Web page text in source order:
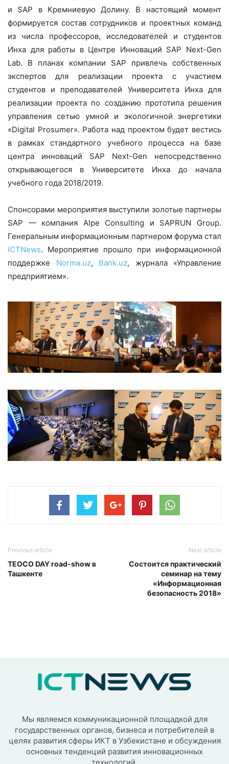
и SAP в Кремниевую Долину. В настоящий момент
формируется состав сотрудников и проектных команд
из числа профессоров, исследователей и студентов
Инха для работы в Центре Инноваций SAP Next-Gen
Lab. В планах компании SAP привлечь собственных
экспертов для реализации проекта с участием
студентов и преподавателей Университета Инха для
реализации проекта по созданию прототипа решения
управления сетью умной и экологичной энергетики
«Digital Prosumer». Работа над проектом будет вестись
в рамках стандартного учебного процесса на базе
центра инноваций SAP Next-Gen непосредственно
открывающегося в Университете Инха до начала
учебного года 2018/2019.
Спонсорами мероприятия выступили золотые партнеры
SAP — компания Alpe Consulting и SAPRUN Group.
Генеральным информационным партнером форума стал
ICTNews. Мероприятие прошло при информационной
поддержке Norma.uz, Bank.uz, журнала «Управление
предприятием».
Previous article
TEOCO DAY road-show в
Ташкенте
Next article
Состоится практический
семинар на тему
«Информационная
безопасность 2018»
Мы являемся коммуникационной площадкой для
государственных органов, бизнеса и потребителей в
целях развития сферы ИКТ в Узбекистане и обсуждения
основных тенденций развития инновационных